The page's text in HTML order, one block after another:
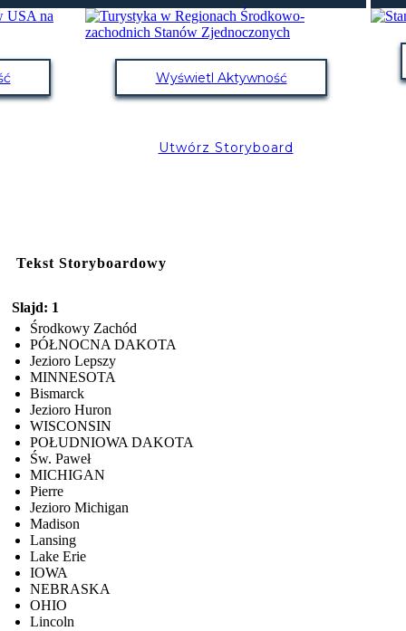
Wyświetl Aktywność
Utwórz Storyboard
Tekst Storyboardowy
Slajd: 1
Środkowy Zachód
PÓŁNOCNA DAKOTA
Jezioro Lepszy
MINNESOTA
Bismarck
Jezioro Huron
WISCONSIN
POŁUDNIOWA DAKOTA
Św. Paweł
MICHIGAN
Pierre
Jezioro Michigan
Madison
Lansing
Lake Erie
IOWA
NEBRASKA
OHIO
Lincoln